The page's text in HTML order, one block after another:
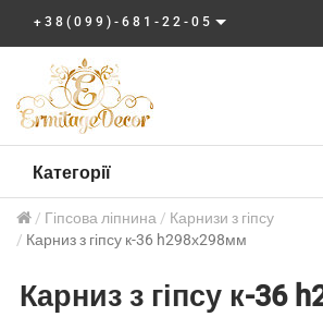
+38(099)-681-22-05
Категорії
Гіпсова ліпнина
Карнизи з гіпсу
Карниз з гіпсу к-36 h298х298мм
Карниз з гіпсу к-36